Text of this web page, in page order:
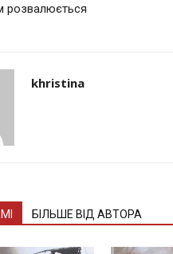
розвалюється
khristina
БІЛЬШЕ ВІД АВТОРА